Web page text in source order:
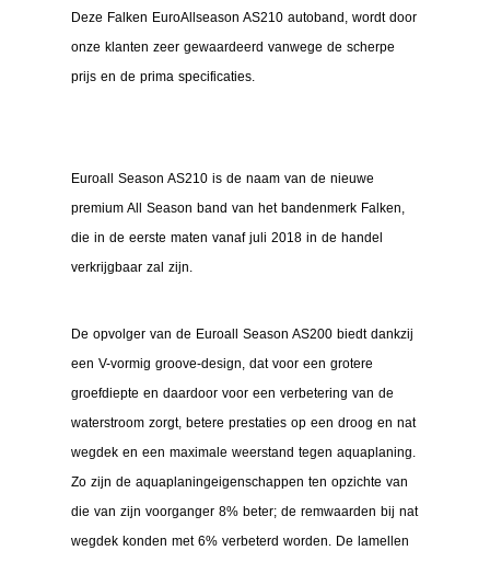
Deze Falken EuroAllseason AS210 autoband, wordt door
onze klanten zeer gewaardeerd vanwege de scherpe
prijs en de prima specificaties.
Euroall Season AS210 is de naam van de nieuwe
premium All Season band van het bandenmerk Falken,
die in de eerste maten vanaf juli 2018 in de handel
verkrijgbaar zal zijn.
De opvolger van de Euroall Season AS200 biedt dankzij
een V-vormig groove-design, dat voor een grotere
groefdiepte en daardoor voor een verbetering van de
waterstroom zorgt, betere prestaties op een droog en nat
wegdek en een maximale weerstand tegen aquaplaning.
Zo zijn de aquaplaningeigenschappen ten opzichte van
die van zijn voorganger 8% beter; de remwaarden bij nat
wegdek konden met 6% verbeterd worden. De lamellen